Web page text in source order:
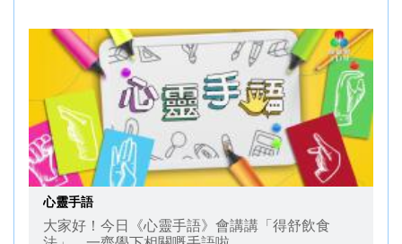
心靈手語
大家好！今日《心靈手語》會講講「得舒飲食